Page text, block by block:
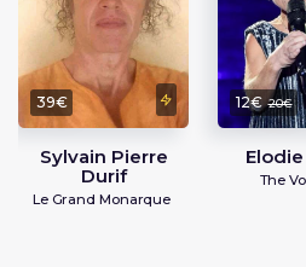
39€
Sylvain Pierre
Durif
Le Grand Monarque
12€ 20€
The